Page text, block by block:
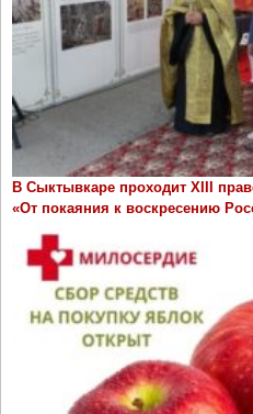
В Сыктывкаре проходит ХIII
«От покаяния к воскресению